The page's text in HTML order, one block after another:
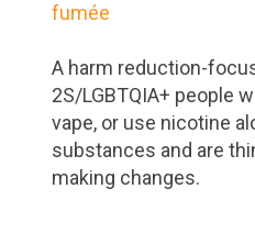
fumée
A harm reduction-
2S/LGBTQIA+ people
vape, or use nicotine
substances and are
making changes.